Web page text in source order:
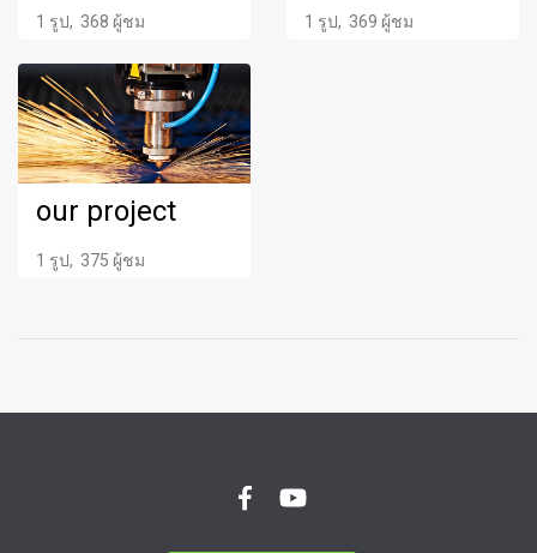
1 รูป, 368 ผู้ชม 1 รูป, 369 ผู้ชม
our project
1 รูป, 375 ผู้ชม